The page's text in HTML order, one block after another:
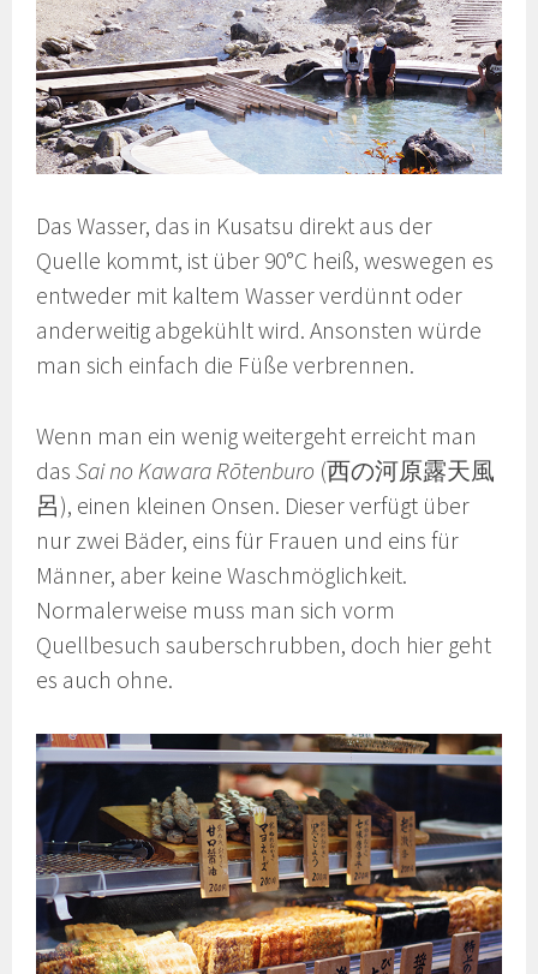
Das Wasser, das in Kusatsu direkt aus der
Quelle kommt, ist über 90°C heiß, weswegen es
entweder mit kaltem Wasser verdünnt oder
anderweitig abgekühlt wird. Ansonsten würde
man sich einfach die Füße verbrennen.
Wenn man ein wenig weitergeht erreicht man
dasSai no Kawara Rōtenburo (西の河原露天風
呂), einen kleinen Onsen. Dieser verfügt über
nur zwei Bäder, eins für Frauen und eins für
Männer, aber keine Waschmöglichkeit.
Normalerweise muss man sich vorm
Quellbesuch sauberschrubben, doch hier geht
es auch ohne.